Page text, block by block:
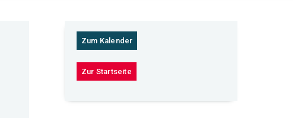
Zum Kalender
Zur Startseite